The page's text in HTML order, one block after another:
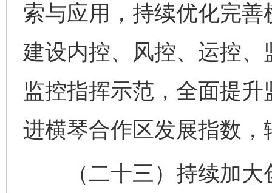
索与应用，持续优化完
建设内控、风控、运控、
监控指挥示范，全面提
进横琴合作区发展指数，
（二十三）持续加大